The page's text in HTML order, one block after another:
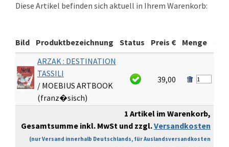
Diese Artikel befinden sich aktuell in Ihrem Warenkorb:
Bild Produktbezeichnung Status Preis € Menge
ARZAK : DESTINATION
TASSILI
/ MOEBIUS ARTBOOK
(franz�sisch)
39,00
1 Artikel im Warenkorb,
Gesamtsumme inkl. MwSt und zzgl.Versandkosten
(nur Versand innerhalb Deutschlands, für Auslandsversandkosten